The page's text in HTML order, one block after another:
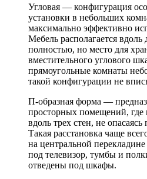
Угловая — конфигурация
установки в небольших
максимально эффективно
Мебель располагается вдоль
полностью, но место для
вместительного углового
прямоугольные комнаты
такой конфигурации не
П-образная форма —
просторных помещений,
вдоль трех стен, не опасаясь
Такая расстановка чаще
на центральной
под телевизор, тумбы и
отведены под шкафы.